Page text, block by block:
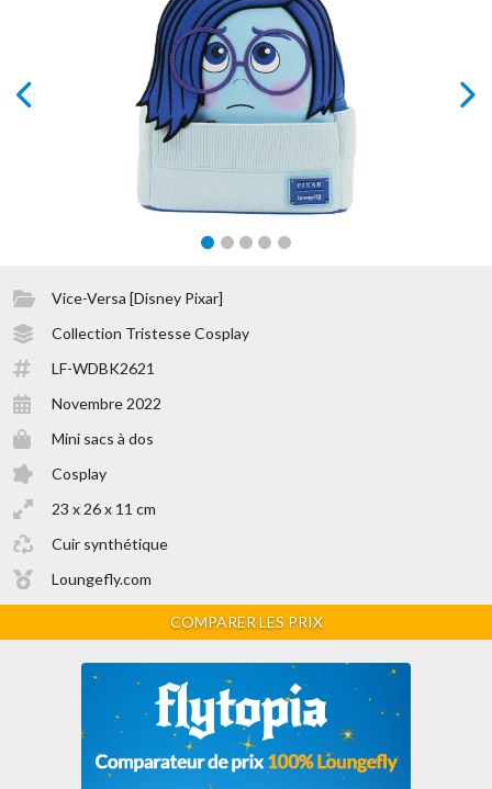
Vice-Versa [Disney Pixar]
Collection Tristesse Cosplay
LF-WDBK2621
Novembre 2022
Mini sacs à dos
Cosplay
23 x 26 x 11 cm
Cuir synthétique
Loungefly.com
COMPARER LES PRIX